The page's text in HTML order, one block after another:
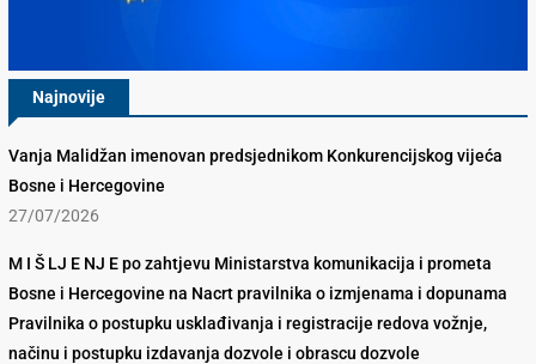
Najnovije
Vanja Malidžan imenovan predsjednikom Konkurencijskog vijeća
Bosne i Hercegovine
27/07/2026
M I Š LJ E NJ E po zahtjevu Ministarstva komunikacija i prometa
Bosne i Hercegovine na Nacrt pravilnika o izmjenama i dopunama
Pravilnika o postupku usklađivanja i registracije redova vožnje,
načinu i postupku izdavanja dozvole i obrascu dozvole